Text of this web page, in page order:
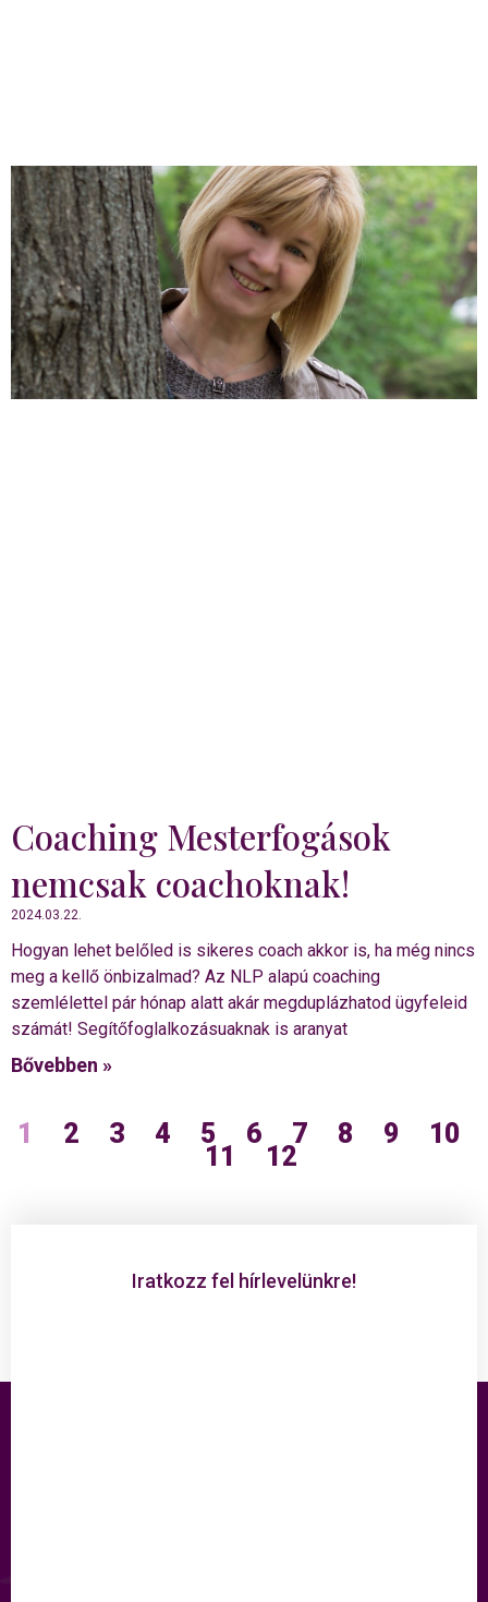
Coaching Mesterfogások
nemcsak coachoknak!
2024.03.22.
Hogyan lehet belőled is sikeres coach akkor is, ha még nincs
meg a kellő önbizalmad? Az NLP alapú coaching
szemlélettel pár hónap alatt akár megduplázhatod ügyfeleid
számát! Segítőfoglalkozásuaknak is aranyat
Bővebben »
1 2 3 4 5 6 7 8 9 10
11 12
Iratkozz fel hírlevelünkre!